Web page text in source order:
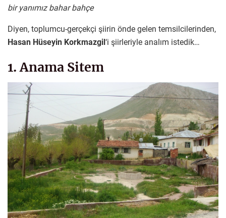
bir yanımız bahar bahçe
Diyen, toplumcu-gerçekçi şiirin önde gelen temsilcilerinden,
Hasan Hüseyin Korkmazgil‘i şiirleriyle analım istedik…
1. Anama Sitem